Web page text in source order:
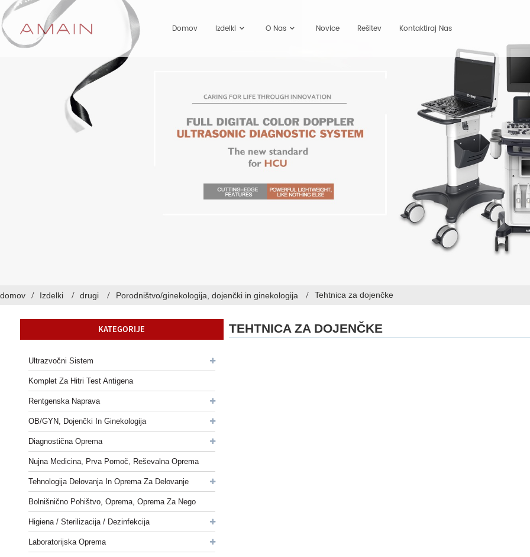
Domov Izdelki O Nas Novice Rešitev Kontaktiraj Nas
domov Izdelki drugi Porodništvo/ginekologija, dojenčki in ginekologija Tehtnica za dojenčke
KATEGORIJE
Ultrazvočni Sistem
Komplet Za Hitri Test Antigena
Rentgenska Naprava
OB/GYN, Dojenčki In Ginekologija
Diagnostična Oprema
Nujna Medicina, Prva Pomoč, Reševalna Oprema
Tehnologija Delovanja In Oprema Za Delovanje
Bolnišnično Pohištvo, Oprema, Oprema Za Nego
Higiena / Sterilizacija / Dezinfekcija
Laboratorijska Oprema
TEHTNICA ZA DOJENČKE